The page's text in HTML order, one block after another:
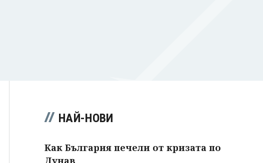
НАЙ-НОВИ
Как България печели от кризата по
Дунав